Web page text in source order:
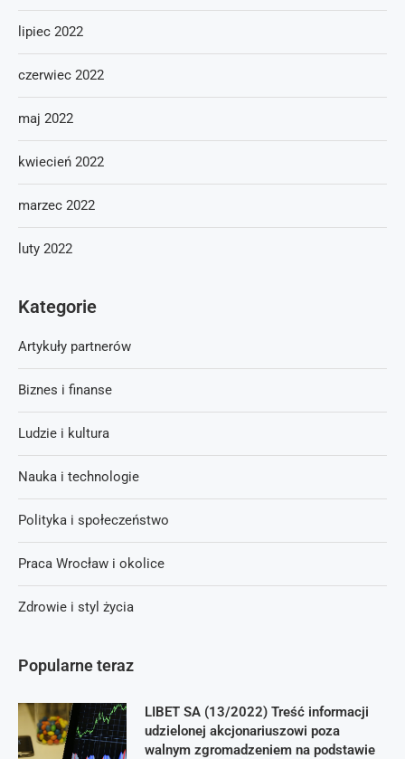
Popularne teraz
LIBET SA (13/2022) Treść informacji
udzielonej akcjonariuszowi poza
walnym zgromadzeniem na podstawie
lipiec 2022
czerwiec 2022
maj 2022
kwiecień 2022
marzec 2022
luty 2022
Kategorie
Artykuły partnerów
Biznes i finanse
Ludzie i kultura
Nauka i technologie
Polityka i społeczeństwo
Praca Wrocław i okolice
Zdrowie i styl życia